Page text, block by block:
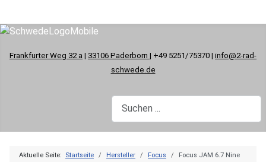
Frankfurter Weg 32 a | 33106 Paderborn | +49 5251/75370 | info@2-rad-
schwede.de
Aktuelle Seite: Startseite Hersteller Focus Focus JAM 6.7 Nine